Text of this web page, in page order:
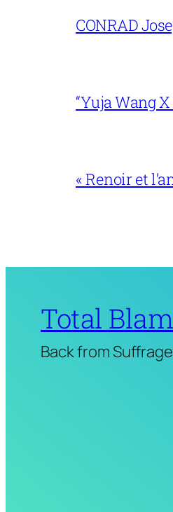
CONRAD
“Yuja Wang
« Renoir et
Total
Back from